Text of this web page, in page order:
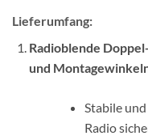
Lieferumfang:
Radioblende
und
Stabile
Radio